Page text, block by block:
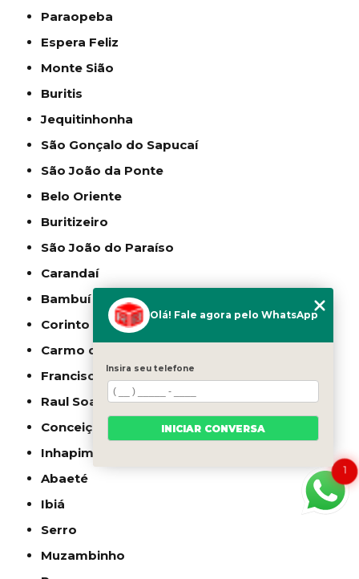
Paraopeba
Espera Feliz
Monte Sião
Buritis
Jequitinhonha
São Gonçalo do Sapucaí
São João da Ponte
Belo Oriente
Buritizeiro
São João do Paraíso
Carandaí
Bambuí
Corinto
Carmo do Cajuru
Francisco Sá
Raul Soares
Conceição do Mato Dentro
Inhapim
Abaeté
Ibiá
Serro
Muzambinho
1
Olá! Fale agora pelo WhatsApp
Insira seu telefone
INICIAR CONVERSA